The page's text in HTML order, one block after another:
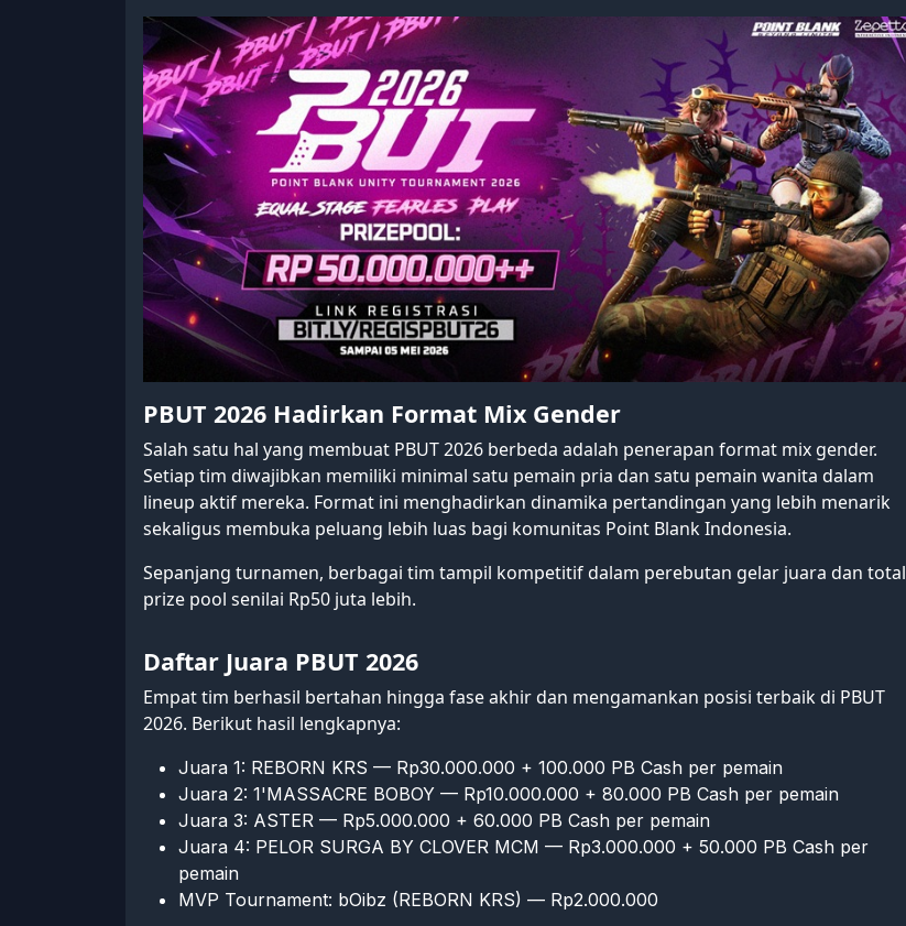
PBUT 2026 Hadirkan Format Mix Gender
Salah satu hal yang membuat PBUT 2026 berbeda adalah penerapan format mix gender.
Setiap tim diwajibkan memiliki minimal satu pemain pria dan satu pemain wanita dalam
lineup aktif mereka. Format ini menghadirkan dinamika pertandingan yang lebih menarik
sekaligus membuka peluang lebih luas bagi komunitas Point Blank Indonesia.
Sepanjang turnamen, berbagai tim tampil kompetitif dalam perebutan gelar juara dan total
prize pool senilai Rp50 juta lebih.
Daftar Juara PBUT 2026
Empat tim berhasil bertahan hingga fase akhir dan mengamankan posisi terbaik di PBUT
2026. Berikut hasil lengkapnya:
Juara 1: REBORN KRS — Rp30.000.000 + 100.000 PB Cash per pemain
Juara 2: 1'MASSACRE BOBOY — Rp10.000.000 + 80.000 PB Cash per pemain
Juara 3: ASTER — Rp5.000.000 + 60.000 PB Cash per pemain
Juara 4: PELOR SURGA BY CLOVER MCM — Rp3.000.000 + 50.000 PB Cash per
pemain
MVP Tournament: bOibz (REBORN KRS) — Rp2.000.000